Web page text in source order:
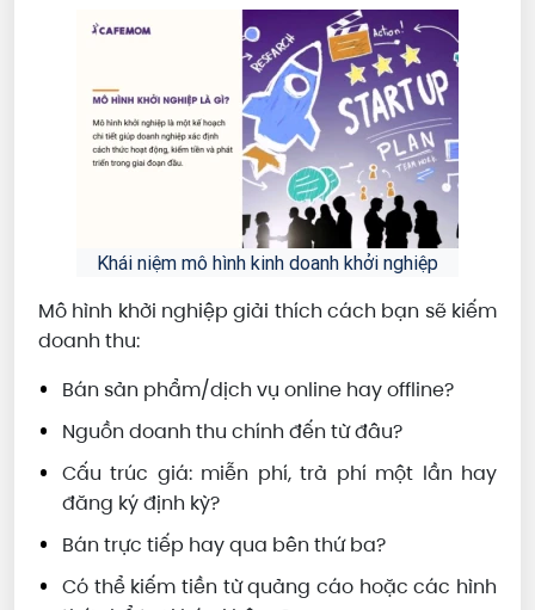
Khái niệm mô hình kinh doanh khởi nghiệp
Mô hình khởi nghiệp giải thích cách bạn sẽ kiếm
doanh thu:
Bán sản phẩm/dịch vụ online hay offline?
Nguồn doanh thu chính đến từ đâu?
Cấu trúc giá: miễn phí, trả phí một lần hay
đăng ký định kỳ?
Bán trực tiếp hay qua bên thứ ba?
Có thể kiếm tiền từ quảng cáo hoặc các hình